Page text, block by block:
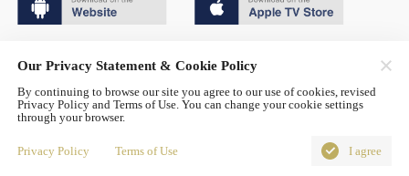
京公网安备 11010502050052号
Disinformation report hotline: 010-85061466
Our Privacy Statement & Cookie Policy
By continuing to browse our site you agree to our use of cookies, revised
Privacy Policy and Terms of Use. You can change your cookie settings
through your browser.
Privacy Policy Terms of Use I agree